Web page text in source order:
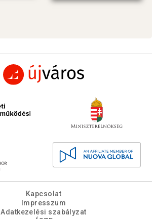
Kapcsolat
Impresszum
Adatkezelési szabályzat